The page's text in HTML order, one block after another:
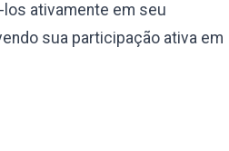
ativamente em seu
sua participação ativa em